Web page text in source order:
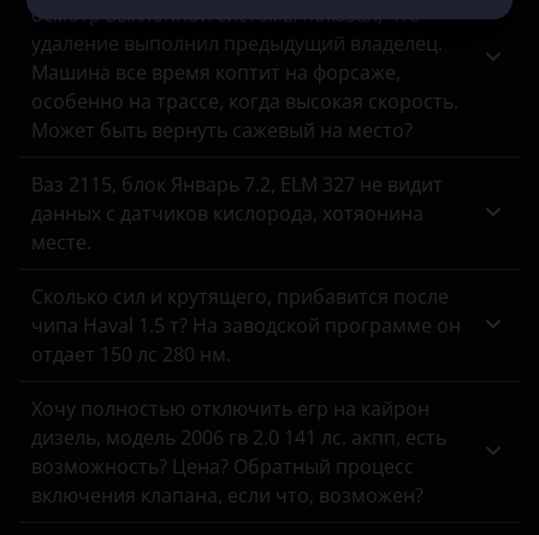
осмотр выхлопной системы показал, что
удаление выполнил предыдущий владелец.
Машина все время коптит на форсаже,
особенно на трассе, когда высокая скорость.
Может быть вернуть сажевый на место?
Ваз 2115, блок Январь 7.2, ELM 327 не видит
данных с датчиков кислорода, хотяонина
месте.
Сколько сил и крутящего, прибавится после
чипа Haval 1.5 т? На заводской программе он
отдает 150 лс 280 нм.
Хочу полностью отключить егр на кайрон
дизель, модель 2006 гв 2.0 141 лс. акпп, есть
возможность? Цена? Обратный процесс
включения клапана, если что, возможен?